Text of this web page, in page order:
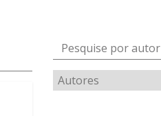
Pesquise por autor